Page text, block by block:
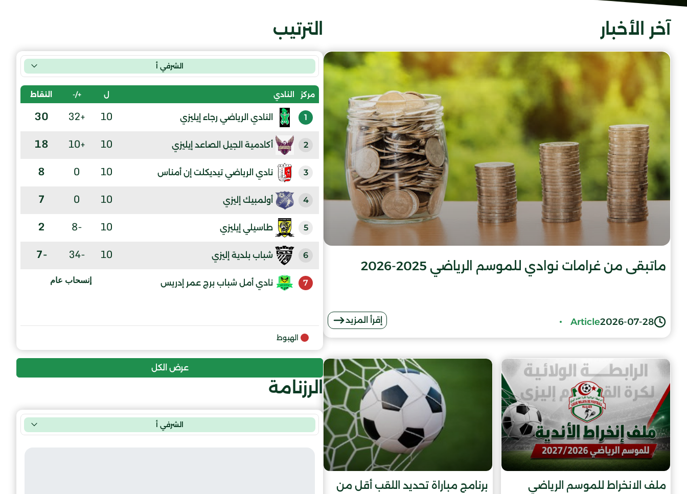
آخر الأخبار
ماتبقى من غرامات نوادي للموسم الرياضي 2025-2026
2026-07-28
Article إقرأ المزيد
ملف الانخراط للموسم الرياضي
برنامج مباراة تحديد اللقب أقل من
الترتيب
الشرفي أ
مركز النادي ل +/- النقاط
1 النادي الرياضي رجاء إيليزي 10
+32
30
2 أكادمية الجيل الصاعد إيليزي 10
+10
18
3 نادي الرياضي تيديكلت إن أمناس 10
0
8
4 أولمبيك إليزي 10
0
7
5 طاسيلي إيليزي 10
-8
2
6 شباب بلدية إليزي 10
-34
-7
7 نادي أمل شباب برج عمر إدريس إنسحاب عام
الهبوط
عرض الكل
الرزنامة
الشرفي أ